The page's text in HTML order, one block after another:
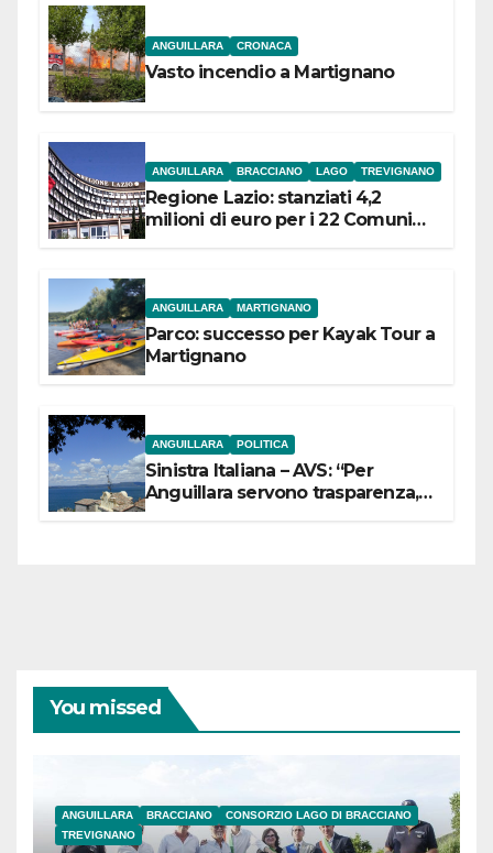
ANGUILLARA CRONACA
Vasto incendio a Martignano
ANGUILLARA BRACCIANO LAGO TREVIGNANO
Regione Lazio: stanziati 4,2
milioni di euro per i 22 Comuni
ANGUILLARA MARTIGNANO
Parco: successo per Kayak Tour a
Martignano
ANGUILLARA POLITICA
Sinistra Italiana – AVS: “Per
Anguillara servono trasparenza,
You missed
ANGUILLARA BRACCIANO
CONSORZIO LAGO DI BRACCIANO
TREVIGNANO